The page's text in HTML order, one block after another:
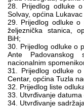
28. Prijedlog odluke
Solvay, općina
29. Prijedlog odluke o
željeznička stanica,
BiH;
30. Prijedlog odluke o
Ante Padovanskog
nacionalnim
31. Prijedlog odluke
Centar, općina Tuzla
32. Prijedlog liste
33. Utvrđivanje
34. Utvrđivanje